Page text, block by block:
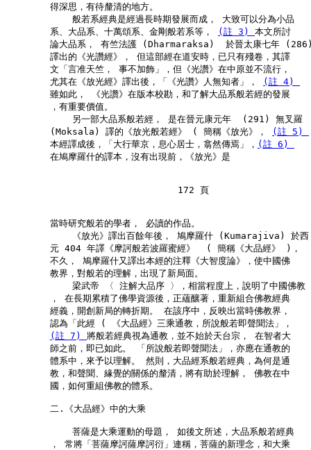
        得深思，有待釐清的地方。
            般若系經典是經過長時期發展而成， 大致可以分為小品
        系、大品系、十萬頌系、金剛般若系等，
(註 3) 本文所討
論大品系， 有竺法護 (Dharmaraksa)  於晉太康七年
        譯出的《光讚經》， 但這部經在道安時，已只有殘卷，其譯
        文「言准天竺， 事不加飾」，但《光讚》在中原並不流行，
        尤其在《放光經》譯出後，「《光讚》人無知者」，
(註 4)
        雖如此， 《光讚》在版本校勘，和了解大品系般若經的發展
        ，有重要價值。
            另一部大品系般若經， 是在晉元康元年  (291) 無叉羅
        (Moksala) 譯的《放光般若經》 ( 簡稱《放光》，
(註 5)
        本經譯成後，「大行華京，息心居士，翕然傳焉」，
(註 6)
        在鳩摩羅什的譯本，沒有出現前，《放光》是
                               172 頁
        當時研究般若的學者， 必讀的作品。
            《放光》譯出百餘年後， 鳩摩羅什 (Kumarajiva) 於西
        元 404 年譯《摩訶般若波羅蜜經》  ( 簡稱《大品經》 )，
        不久， 鳩摩羅什又譯出本經的注釋《大智度論》，使中國佛
        教界，對般若的理解，出現了新局面。
            梁武帝 〈 注解大品序 〉，相當程度上，說明了中國佛教
        ， 在長期累積了佛學資源後，正蘊釀著，重新組合佛教經典
        經義，開創新局的轉折期。 在該序中，反映出當時佛教界，
        認為「此經 ( 《大品經》三乘通教，所說般若即聲聞法」，
(註 7) 將般若經典視為通教，並不始於天台宗， 在智者大
        師之前，即已如此。 「所說般若即聲聞法」，亦應在通教的
        體系中，來予以理解。 然則，大品經系般若經典，為何是通
        教，和聲聞、緣覺的關係的釐清，將有助於理解， 佛教在中
        國，如何重組佛教的體系。
        二.《大品經》中的大乘
            菩薩是大乘運動的母題， 如後文所述，大品系般若經典
        ， 常將「菩薩摩訶薩摩訶衍」連稱，菩薩的新理念，和大乘